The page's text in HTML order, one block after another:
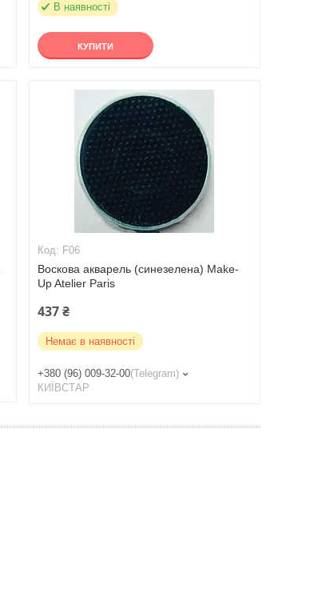
В наявності
КУПИТИ
F06
Воскова акварель (синезелена) Make-
Up Atelier Paris
437 ₴
Немає в наявності
+380 (96) 009-32-00 Telegram
КИЇВСТАР